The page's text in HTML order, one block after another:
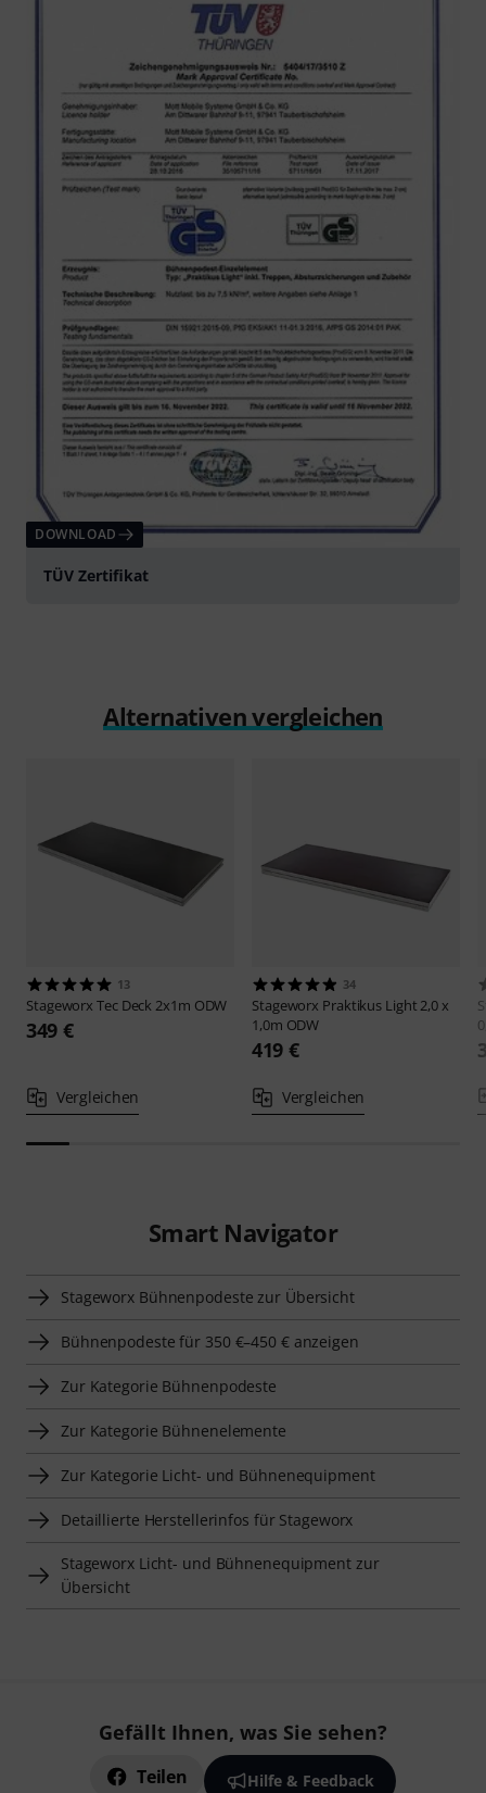
DOWNLOAD
TÜV Zertifikat
Alternativen vergleichen
13
StageworxTec Deck 2x1m ODW
349 €
Vergleichen
34
Stageworx Praktikus Light 2,0 x
1,0m ODW
419 €
Vergleichen
Smart Navigator
Stageworx Bühnenpodeste zur Übersicht
Bühnenpodeste für 350 €–450 € anzeigen
Zur Kategorie Bühnenpodeste
Zur Kategorie Bühnenelemente
Zur Kategorie Licht- und Bühnenequipment
Detaillierte Herstellerinfos für Stageworx
Stageworx Licht- und Bühnenequipment zur
Übersicht
Gefällt Ihnen, was Sie sehen?
Teilen Hilfe & Feedback